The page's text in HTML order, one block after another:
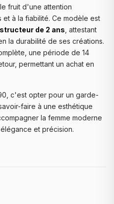
fruit d'une attention
à la fiabilité. Ce modèle est
de 2 ans , attestant
la durabilité de ses créations.
une période de 14
permettant un achat en
c'est opter pour un garde-
faire à une esthétique
la femme moderne
et précision.